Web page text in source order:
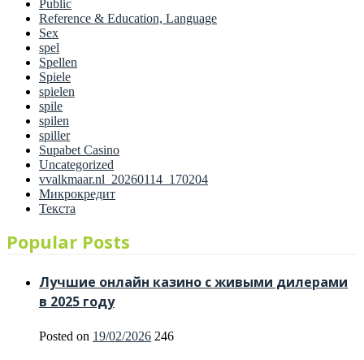
Public
Reference & Education, Language
Sex
spel
Spellen
Spiele
spielen
spile
spilen
spiller
Supabet Casino
Uncategorized
vvalkmaar.nl_20260114_170204
Микрокредит
Текста
Popular Posts
Лучшие онлайн казино с живыми дилерами
в 2025 году
Posted on 19/02/2026 246